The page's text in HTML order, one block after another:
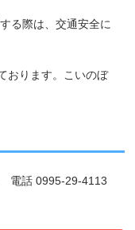
る際は、交通安全に
おります。こいのぼ
電話 0995-29-4113